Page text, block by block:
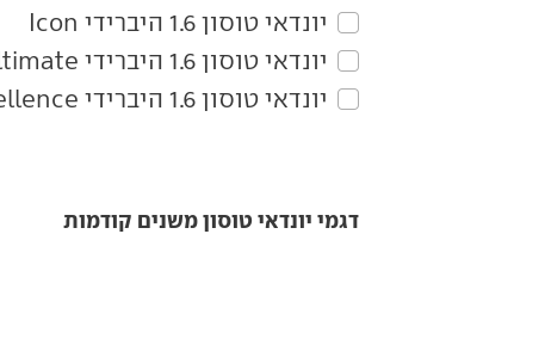
יונדאי‏ טוסון‏ 1.6 היברידי Icon
יונדאי‏ טוסון‏ 1.6 היברידי Long Ultimate
יונדאי‏ טוסון‏ 1.6 היברידי Long Excellence
דגמי יונדאי טוסון משנים קודמות